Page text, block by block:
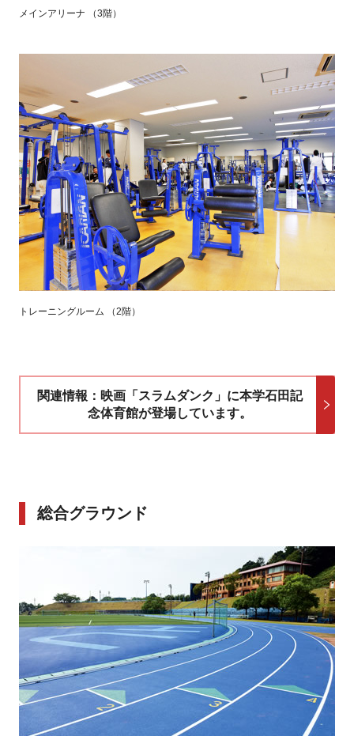
メインアリーナ （3階）
トレーニングルーム （2階）
関連情報：映画「スラムダンク」に本学石田記
念体育館が登場しています。
総合グラウンド